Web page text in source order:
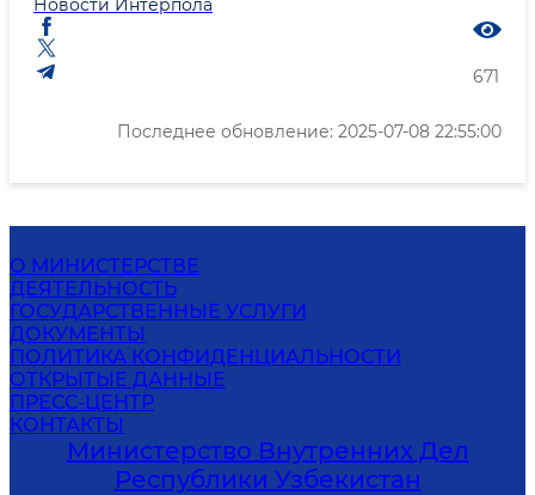
Новости Интерпола
671
Последнее обновление: 2025-07-08 22:55:00
О МИНИСТЕРСТВЕ
ДЕЯТЕЛЬНОСТЬ
ГОСУДАРСТВЕННЫЕ УСЛУГИ
ДОКУМЕНТЫ
ПОЛИТИКА КОНФИДЕНЦИАЛЬНОСТИ
ОТКРЫТЫЕ ДАННЫЕ
ПРЕСС-ЦЕНТР
КОНТАКТЫ
Министерство Внутренних Дел
Республики Узбекистан